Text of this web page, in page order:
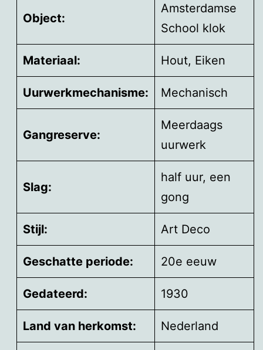
Object:
Amsterdamse
School klok
Materiaal: Hout, Eiken
Uurwerkmechanisme: Mechanisch
Gangreserve:
Meerdaags
uurwerk
Slag:
half uur, een
gong
Stijl: Art Deco
Geschatte periode: 20e eeuw
Gedateerd: 1930
Land van herkomst: Nederland